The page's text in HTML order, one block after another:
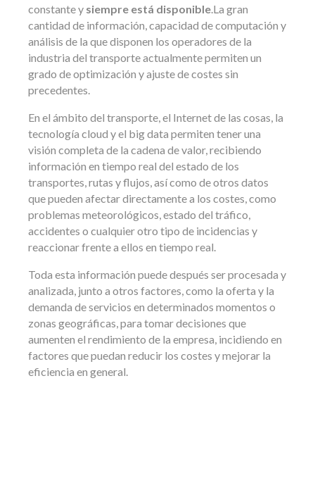
constante y siempre está disponible.La gran
cantidad de información, capacidad de computación y
análisis de la que disponen los operadores de la
industria del transporte actualmente permiten un
grado de optimización y ajuste de costes sin
precedentes.
En el ámbito del transporte, el Internet de las cosas, la
tecnología cloud y el big data permiten tener una
visión completa de la cadena de valor, recibiendo
información en tiempo real del estado de los
transportes, rutas y flujos, así como de otros datos
que pueden afectar directamente a los costes, como
problemas meteorológicos, estado del tráfico,
accidentes o cualquier otro tipo de incidencias y
reaccionar frente a ellos en tiempo real.
Toda esta información puede después ser procesada y
analizada, junto a otros factores, como la oferta y la
demanda de servicios en determinados momentos o
zonas geográficas, para tomar decisiones que
aumenten el rendimiento de la empresa, incidiendo en
factores que puedan reducir los costes y mejorar la
eficiencia en general.